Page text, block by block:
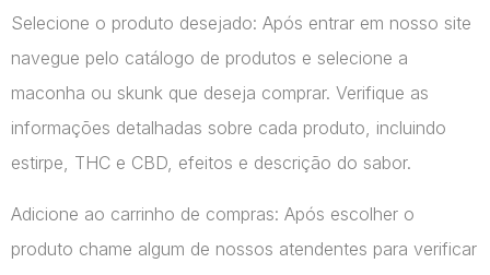
Selecione o produto desejado: Após entrar em nosso site
navegue pelo catálogo de produtos e selecione a
maconha ou skunk que deseja comprar. Verifique as
informações detalhadas sobre cada produto, incluindo
estirpe, THC e CBD, efeitos e descrição do sabor.
Adicione ao carrinho de compras: Após escolher o
produto chame algum de nossos atendentes para verificar